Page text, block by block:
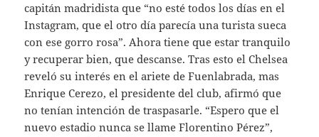
capitán madridista que “no esté todos los días en el
Instagram, que el otro día parecía una turista sueca
con ese gorro rosa”. Ahora tiene que estar tranquilo
y recuperar bien, que descanse. Tras esto el Chelsea
reveló su interés en el ariete de Fuenlabrada, mas
Enrique Cerezo, el presidente del club, afirmó que
no tenían intención de traspasarle. “Espero que el
nuevo estadio nunca se llame Florentino Pérez”,